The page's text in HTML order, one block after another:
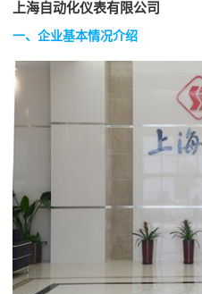
等。
上海自动化仪表有限公司
一、企业基本情况介绍